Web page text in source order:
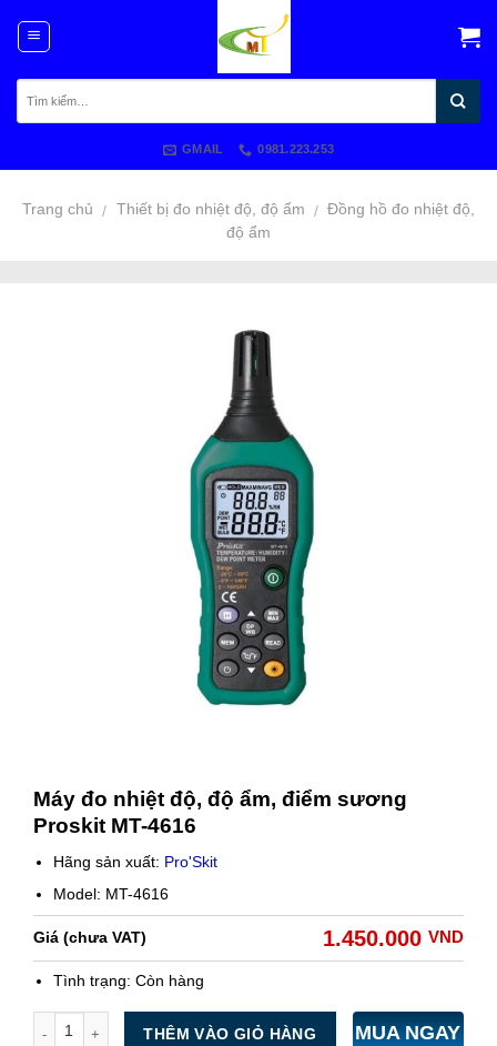
content
GMAIL 0981.223.253
Trang chủ / Thiết bị đo nhiệt độ, độ ẩm / Đồng hồ đo nhiệt độ,
độ ẩm
Máy đo nhiệt độ, độ ẩm, điểm sương
Proskit MT-4616
Hãng sản xuất: Pro'Skit
Model: MT-4616
Giá (chưa VAT) 1.450.000 VND
Tình trạng: Còn hàng
THÊM VÀO GIỎ HÀNG MUA NGAY